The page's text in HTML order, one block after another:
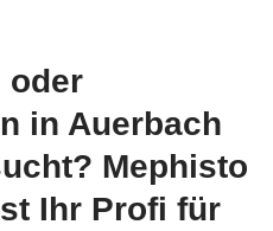
oder
in Auerbach
Mephisto
Ihr Profi für